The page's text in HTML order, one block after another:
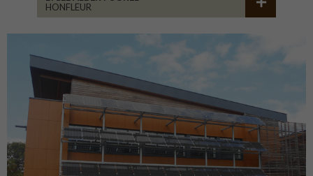
HONFLEUR